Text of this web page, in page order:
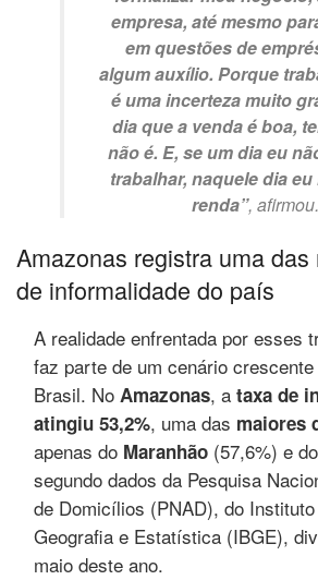
empresa, até mesmo
em questões de
algum auxílio. Porque
é uma incerteza muito
dia que a venda é boa,
não é. E, se um dia eu
trabalhar, naquele dia
renda”, afirmou.
Amazonas registra uma
de informalidade do país
A realidade enfrentada por esses
faz parte de um cenário
Brasil. No Amazonas, a taxa de
atingiu 53,2%, uma das maiores
apenas do Maranhão (57,6%) e do
segundo dados da Pesquisa
de Domicílios (PNAD), do
Geografia e Estatística (IBGE),
maio deste ano.